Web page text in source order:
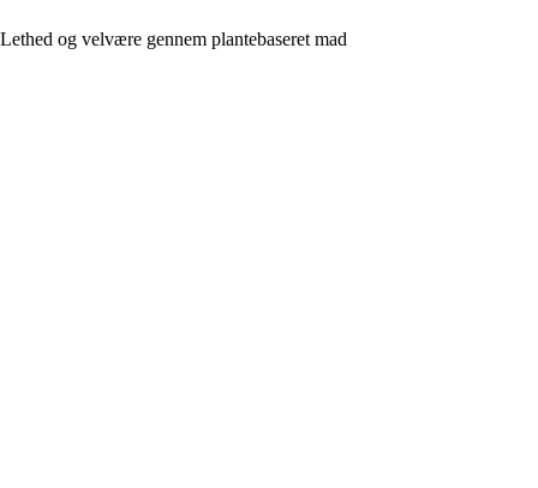
Lethed og velvære gennem plantebaseret mad